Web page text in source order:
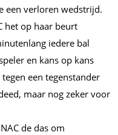
een verloren wedstrijd.
het op haar beurt
iedere bal
en kans op kans
een tegenstander
maar nog zeker voor
de das om